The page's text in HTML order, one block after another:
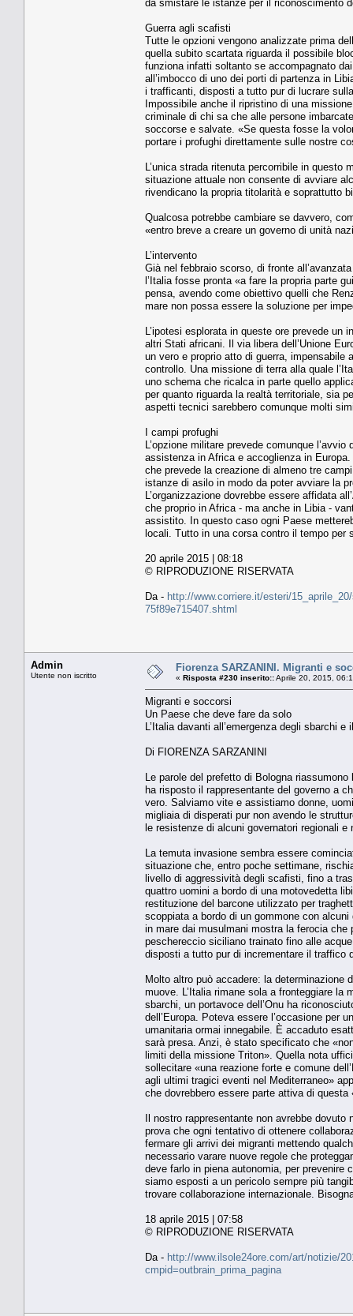
da smistare le istanze per il riconoscimento
Guerra agli scafisti
Tutte le opzioni vengono analizzate prima
quella subito scartata riguarda il possibile
funziona infatti soltanto se accompagnato
all’imbocco di uno dei porti di partenza in
i trafficanti, disposti a tutto pur di lucrare
Impossibile anche il ripristino di una
criminale di chi sa che alle persone
soccorse e salvate. «Se questa fosse la
portare i profughi direttamente sulle nostre
L’unica strada ritenuta percorribile in
situazione attuale non consente di avviare
rivendicano la propria titolarità e soprattutto
Qualcosa potrebbe cambiare se davvero,
«entro breve a creare un governo di unità
L’intervento
Già nel febbraio scorso, di fronte
l’Italia fosse pronta «a fare la propria parte
pensa, avendo come obiettivo quelli che
mare non possa essere la soluzione per
L’ipotesi esplorata in queste ore prevede
altri Stati africani. Il via libera dell’Unione
un vero e proprio atto di guerra,
controllo. Una missione di terra alla quale
uno schema che ricalca in parte quello
per quanto riguarda la realtà territoriale, sia
aspetti tecnici sarebbero comunque molti
I campi profughi
L’opzione militare prevede comunque
assistenza in Africa e accoglienza in
che prevede la creazione di almeno tre
istanze di asilo in modo da poter avviare la
L’organizzazione dovrebbe essere affidata
che proprio in Africa - ma anche in Libia -
assistito. In questo caso ogni Paese
locali. Tutto in una corsa contro il tempo per
20 aprile 2015 | 08:18
© RIPRODUZIONE RISERVATA
Da - http://www.corriere.it/esteri/
75f89e715407.shtml
Admin
Utente non iscritto
Fiorenza SARZANINI. Migranti e
« Risposta #230 inserito::Aprile 20, 2015,
Migranti e soccorsi
Un Paese che deve fare da solo
L’Italia davanti all’emergenza degli sbarchi e
Di FIORENZA SARZANINI
Le parole del prefetto di Bologna
ha risposto il rappresentante del governo a
vero. Salviamo vite e assistiamo donne,
migliaia di disperati pur non avendo le
le resistenze di alcuni governatori regionali e
La temuta invasione sembra essere
situazione che, entro poche settimane,
livello di aggressività degli scafisti, fino a
quattro uomini a bordo di una motovedetta
restituzione del barcone utilizzato per
scoppiata a bordo di un gommone con
in mare dai musulmani mostra la ferocia
peschereccio siciliano trainato fino alle
disposti a tutto pur di incrementare il traffico
Molto altro può accadere: la determinazione
muove. L’Italia rimane sola a fronteggiare la
sbarchi, un portavoce dell’Onu ha
dell’Europa. Poteva essere l’occasione per
umanitaria ormai innegabile. È accaduto
sarà presa. Anzi, è stato specificato che
limiti della missione Triton». Quella nota
sollecitare «una reazione forte e comune
agli ultimi tragici eventi nel Mediterraneo»
che dovrebbero essere parte attiva di
Il nostro rappresentante non avrebbe
prova che ogni tentativo di ottenere
fermare gli arrivi dei migranti mettendo
necessario varare nuove regole che
deve farlo in piena autonomia, per prevenire
siamo esposti a un pericolo sempre più
trovare collaborazione internazionale.
18 aprile 2015 | 07:58
© RIPRODUZIONE RISERVATA
Da - http://www.ilsole24ore.com/art/notizie/
cmpid=outbrain_prima_pagina